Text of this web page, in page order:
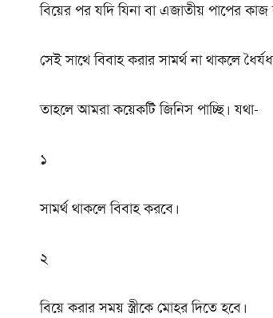
বিয়ের পর যদি যিনা বা এজাতীয় পাপের
সেই সাথে বিবাহ করার সামর্থ না থাকলে
তাহলে আমরা কয়েকটি জিনিস পাচ্ছি। যথা-
১
সামর্থ থাকলে বিবাহ করবে।
২
বিয়ে করার সময় স্ত্রীকে মোহর দিতে হবে।